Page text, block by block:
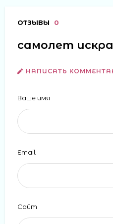
ОТЗЫВЫ 0
самолет
НАПИСАТЬ
Ваше имя
Email
Сайт